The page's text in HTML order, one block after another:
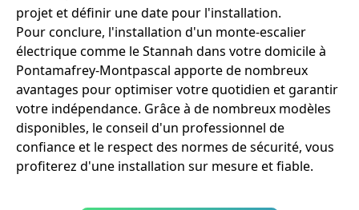
projet et définir une date pour l'installation.
Pour conclure, l'installation d'un monte-escalier
électrique comme le Stannah dans votre domicile à
Pontamafrey-Montpascal apporte de nombreux
avantages pour optimiser votre quotidien et garantir
votre indépendance. Grâce à de nombreux modèles
disponibles, le conseil d'un professionnel de
confiance et le respect des normes de sécurité, vous
profiterez d'une installation sur mesure et fiable.